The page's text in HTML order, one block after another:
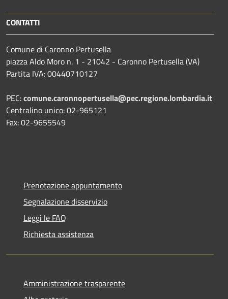
CONTATTI
Comune di Caronno Pertusella
piazza Aldo Moro n. 1 - 21042 - Caronno Pertusella (VA)
Partita IVA: 00440710127
PEC:comune.caronnopertusella@pec.regione.lombardia.it
Centralino unico: 02-965121
Fax: 02-9655549
Prenotazione appuntamento
Segnalazione disservizio
Leggi le FAQ
Richiesta assistenza
Amministrazione trasparente